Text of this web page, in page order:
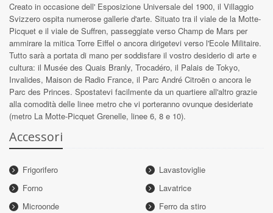
Creato in occasione dell' Esposizione Universale del 1900, il Villaggio
Svizzero ospita numerose gallerie d'arte. Situato tra il viale de la Motte-
Picquet e il viale de Suffren, passeggiate verso Champ de Mars per
ammirare la mitica Torre Eiffel o ancora dirigetevi verso l'Ecole Militaire.
Tutto sarà a portata di mano per soddisfare il vostro desiderio di arte e
cultura: il Musée des Quais Branly, Trocadéro, il Palais de Tokyo,
Invalides, Maison de Radio France, il Parc André Citroën o ancora le
Parc des Princes. Spostatevi facilmente da un quartiere all'altro grazie
alla comodità delle linee metro che vi porteranno ovunque desideriate
(metro La Motte-Picquet Grenelle, linee 6, 8 e 10).
Accessori
Frigorifero
Forno
Microonde
Lavastoviglie
Lavatrice
Ferro da stiro